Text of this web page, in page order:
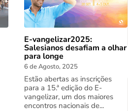
E-vangelizar2025:
Salesianos desafiam a olhar
para longe
6 de Agosto, 2025
Estão abertas as inscrições
para a 15.ª edição do E-
vangelizar, um dos maiores
encontros nacionais de...